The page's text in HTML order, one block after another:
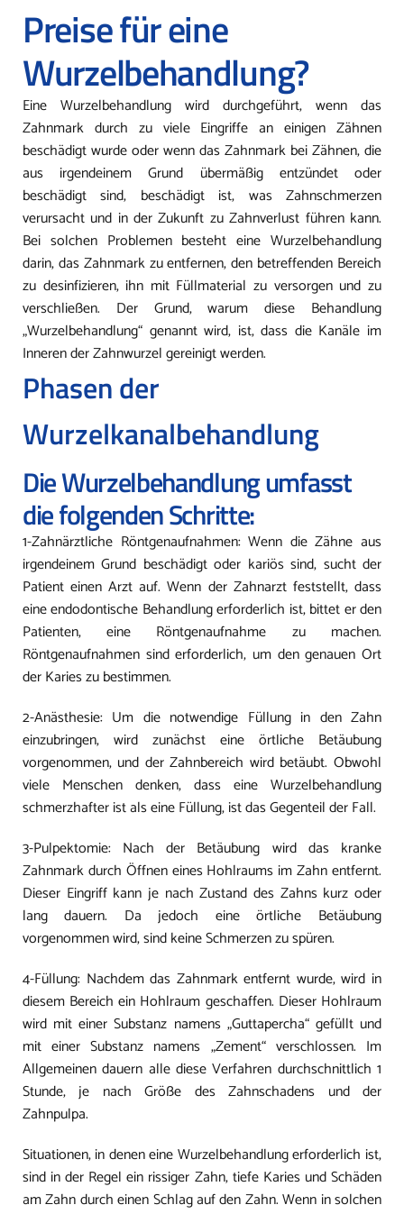
Preise für eine
Wurzelbehandlung?
Eine Wurzelbehandlung wird durchgeführt, wenn das
Zahnmark durch zu viele Eingriffe an einigen Zähnen
beschädigt wurde oder wenn das Zahnmark bei Zähnen, die
aus irgendeinem Grund übermäßig entzündet oder
beschädigt sind, beschädigt ist, was Zahnschmerzen
verursacht und in der Zukunft zu Zahnverlust führen kann.
Bei solchen Problemen besteht eine Wurzelbehandlung
darin, das Zahnmark zu entfernen, den betreffenden Bereich
zu desinfizieren, ihn mit Füllmaterial zu versorgen und zu
verschließen. Der Grund, warum diese Behandlung
„Wurzelbehandlung“ genannt wird, ist, dass die Kanäle im
Inneren der Zahnwurzel gereinigt werden.
Phasen der
Wurzelkanalbehandlung
Die Wurzelbehandlung umfasst
die folgenden Schritte:
1-Zahnärztliche Röntgenaufnahmen: Wenn die Zähne aus
irgendeinem Grund beschädigt oder kariös sind, sucht der
Patient einen Arzt auf. Wenn der Zahnarzt feststellt, dass
eine endodontische Behandlung erforderlich ist, bittet er den
Patienten, eine Röntgenaufnahme zu machen.
Röntgenaufnahmen sind erforderlich, um den genauen Ort
der Karies zu bestimmen.
2-Anästhesie: Um die notwendige Füllung in den Zahn
einzubringen, wird zunächst eine örtliche Betäubung
vorgenommen, und der Zahnbereich wird betäubt. Obwohl
viele Menschen denken, dass eine Wurzelbehandlung
schmerzhafter ist als eine Füllung, ist das Gegenteil der Fall.
3-Pulpektomie: Nach der Betäubung wird das kranke
Zahnmark durch Öffnen eines Hohlraums im Zahn entfernt.
Dieser Eingriff kann je nach Zustand des Zahns kurz oder
lang dauern. Da jedoch eine örtliche Betäubung
vorgenommen wird, sind keine Schmerzen zu spüren.
4-Füllung: Nachdem das Zahnmark entfernt wurde, wird in
diesem Bereich ein Hohlraum geschaffen. Dieser Hohlraum
wird mit einer Substanz namens „Guttapercha“ gefüllt und
mit einer Substanz namens „Zement“ verschlossen. Im
Allgemeinen dauern alle diese Verfahren durchschnittlich 1
Stunde, je nach Größe des Zahnschadens und der
Zahnpulpa.
Situationen, in denen eine Wurzelbehandlung erforderlich ist,
sind in der Regel ein rissiger Zahn, tiefe Karies und Schäden
am Zahn durch einen Schlag auf den Zahn. Wenn in solchen